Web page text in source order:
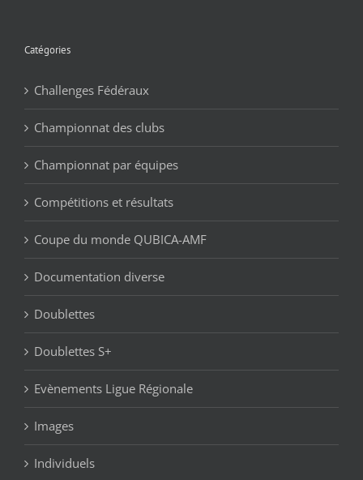
Catégories
Challenges Fédéraux
Championnat des clubs
Championnat par équipes
Compétitions et résultats
Coupe du monde QUBICA-AMF
Documentation diverse
Doublettes
Doublettes S+
Evènements Ligue Régionale
Images
Individuels